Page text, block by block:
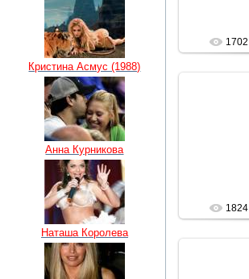
Кристина Асмус (1988)
Анна Курникова
Наташа Королева
1702
1824